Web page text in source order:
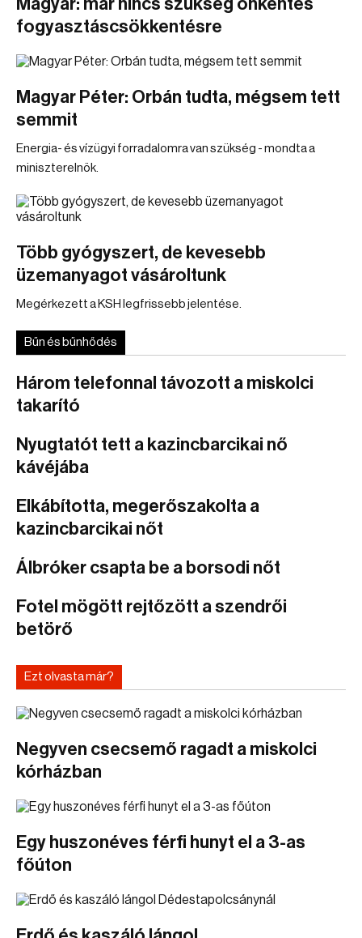
Magyar: már nincs szükség önkéntes
fogyasztáscsökkentésre
Magyar Péter: Orbán tudta, mégsem tett
semmit
Energia- és vízügyi forradalomra van szükség - mondta a
miniszterelnök.
Több gyógyszert, de kevesebb
üzemanyagot vásároltunk
Megérkezett a KSH legfrissebb jelentése.
Bűn és bűnhődés
Három telefonnal távozott a miskolci
takarító
Nyugtatót tett a kazincbarcikai nő
kávéjába
Elkábította, megerőszakolta a
kazincbarcikai nőt
Álbróker csapta be a borsodi nőt
Fotel mögött rejtőzött a szendrői
betörő
Ezt olvasta már?
Negyven csecsemő ragadt a miskolci
kórházban
Egy huszonéves férfi hunyt el a 3-as
főúton